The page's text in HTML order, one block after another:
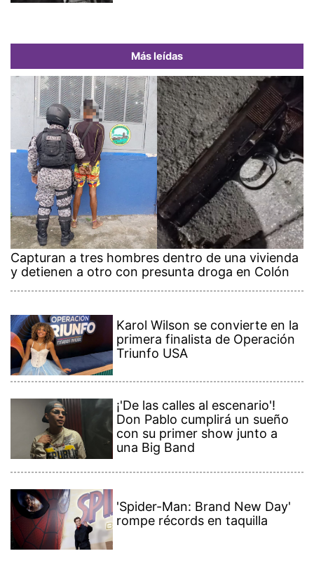
Más leídas
Capturan a tres hombres dentro de una vivienda
y detienen a otro con presunta droga en Colón
Karol Wilson se convierte en la
primera finalista de Operación
Triunfo USA
¡'De las calles al escenario'!
Don Pablo cumplirá un sueño
con su primer show junto a
una Big Band
'Spider-Man: Brand New Day'
rompe récords en taquilla